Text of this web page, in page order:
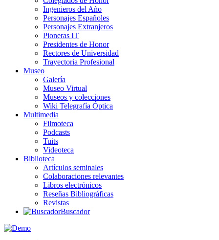
Ingenieros del Año
Personajes Españoles
Personajes Extranjeros
Pioneras IT
Presidentes de Honor
Rectores de Universidad
Trayectoria Profesional
Museo
Galería
Museo Virtual
Museos y colecciones
Wiki Telegrafía Óptica
Multimedia
Filmoteca
Podcasts
Tuits
Videoteca
Biblioteca
Artículos seminales
Colaboraciones relevantes
Libros electrónicos
Reseñas Bibliográficas
Revistas
Buscador